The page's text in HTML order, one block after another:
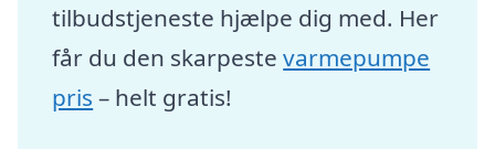
tilbudstjeneste hjælpe dig med. Her
får du den skarpestevarmepumpe
pris – helt gratis!